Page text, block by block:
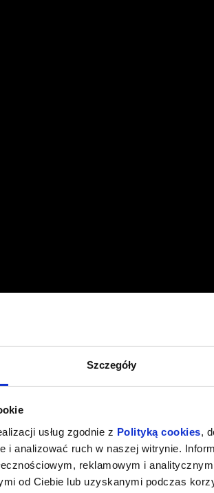
Szczegóły
usług zgodnie z Polityką cookies,
i analizować ruch w naszej witrynie.
reklamowym i
od Ciebie lub uzyskanymi podczas